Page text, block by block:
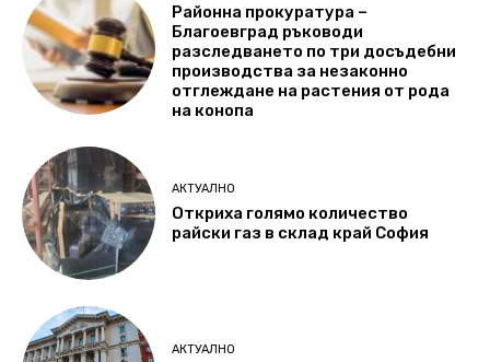
Районна прокуратура –
Благоевград ръководи
разследването по три досъдебни
производства за незаконно
отглеждане на растения от рода
на конопа
АКТУАЛНО
Откриха голямо количество
райски газ в склад край София
АКТУАЛНО